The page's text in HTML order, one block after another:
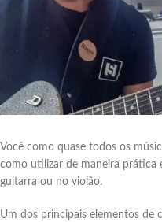
Você como quase todos os
como utilizar de maneira prática
guitarra ou no violão.
Um dos principais elementos de